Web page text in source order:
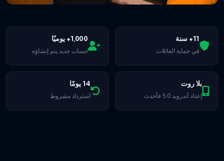
11+ سنة
في حماية العائلات
1,000+ يوميًا
حساب جديد يتم إنشاؤه
بلا روت
إعداد أندرويد 5.0 فأحدث
14 يومًا
استرداد مشروط